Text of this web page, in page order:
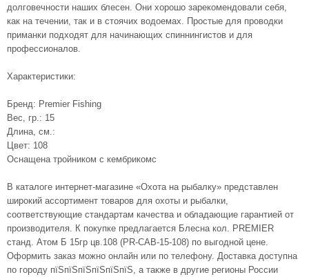
долговечности наших блесен. Они хорошо зарекомендовали себя,
как на течении, так и в стоячих водоемах. Простые для проводки
приманки подходят для начинающих спиннингистов и для
профессионалов.
Характеристики:
Бренд: Premier Fishing
Вес, гр.: 15
Длина, см.:
Цвет: 108
Оснащена тройником с кембрикомс
В каталоге интернет-магазине «Охота на рыбалку» представлен
широкий ассортимент товаров для охоты и рыбалки,
соответствующие стандартам качества и обладающие гарантией от
производителя. К покупке предлагается Блесна кол. PREMIER
станд. Атом Б 15гр цв.108 (PR-СAB-15-108) по выгодной цене.
Оформить заказ можно онлайн или по телефону. Доставка доступна
по городу пїЅпїЅпїЅпїЅпїЅпїЅ, а также в другие регионы России